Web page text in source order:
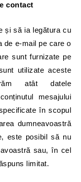
contact
și să ia legătura cu
de e-mail pe care o
sunt furnizate pe
utilizate aceste
atât datele
mesajului
în scopul
dumneavoastră
este posibil să nu
sau, în cel
limitat.